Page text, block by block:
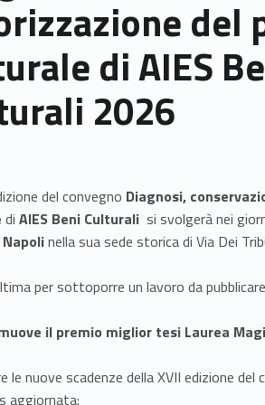
del
di AIES
2026
del convegno Diagnosi,
di AIES Beni Culturali si svolgerà nei
nella sua sede storica di Via Dei
per sottoporre un lavoro da
il premio miglior tesi Laurea
le nuove scadenze della XVII edizione
aggiornata: